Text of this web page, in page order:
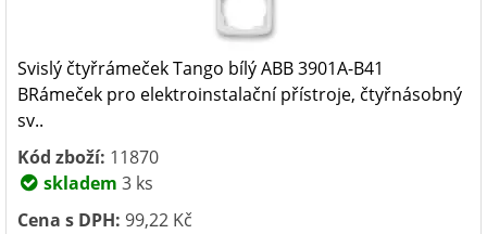
Svislý čtyřrámeček Tango bílý ABB 3901A-B41
BRámeček pro elektroinstalační přístroje, čtyřnásobný
sv..
Kód zboží: 11870
skladem 3 ks
Cena s DPH: 99,22 Kč